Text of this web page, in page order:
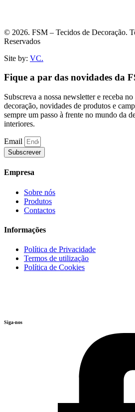
© 2026. FSM – Tecidos de Decoração.
Reservados
Site by: VC.
Fique a par das novidades da
Subscreva a nossa newsletter e receba
decoração, novidades de produtos e
sempre um passo à frente no mundo da
interiores.
Email
Subscrever
Empresa
Sobre nós
Produtos
Contactos
Informações
Política de Privacidade
Termos de utilização
Política de Cookies
Siga-nos